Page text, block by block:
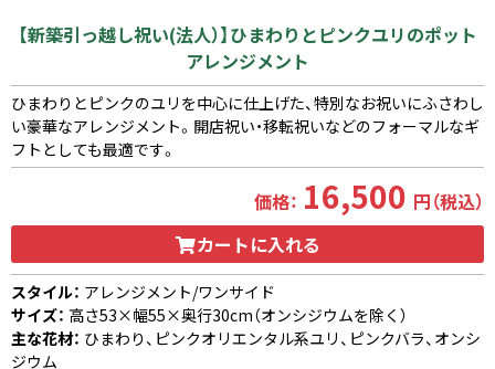
【新築引っ越し祝い(法人）】ひまわりとピンクユリのポット
アレンジメント
ひまわりとピンクのユリを中心に仕上げた、特別なお祝いにふさわし
い豪華なアレンジメント。開店祝い・移転祝いなどのフォーマルなギ
フトとしても最適です。
価格： 16,500 円（税込）
カートに入れる
スタイル： アレンジメント/ワンサイド
サイズ： 高さ53×幅55×奥行30cm（オンシジウムを除く）
主な花材： ひまわり、ピンクオリエンタル系ユリ、ピンクバラ、オンシ
ジウム